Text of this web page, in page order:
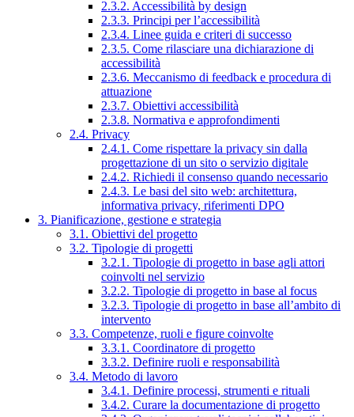
2.3.2. Accessibilità by design
2.3.3. Principi per l’accessibilità
2.3.4. Linee guida e criteri di successo
2.3.5. Come rilasciare una dichiarazione di
accessibilità
2.3.6. Meccanismo di feedback e procedura di
attuazione
2.3.7. Obiettivi accessibilità
2.3.8. Normativa e approfondimenti
2.4. Privacy
2.4.1. Come rispettare la privacy sin dalla
progettazione di un sito o servizio digitale
2.4.2. Richiedi il consenso quando necessario
2.4.3. Le basi del sito web: architettura,
informativa privacy, riferimenti DPO
3. Pianificazione, gestione e strategia
3.1. Obiettivi del progetto
3.2. Tipologie di progetti
3.2.1. Tipologie di progetto in base agli attori
coinvolti nel servizio
3.2.2. Tipologie di progetto in base al focus
3.2.3. Tipologie di progetto in base all’ambito di
intervento
3.3. Competenze, ruoli e figure coinvolte
3.3.1. Coordinatore di progetto
3.3.2. Definire ruoli e responsabilità
3.4. Metodo di lavoro
3.4.1. Definire processi, strumenti e rituali
3.4.2. Curare la documentazione di progetto